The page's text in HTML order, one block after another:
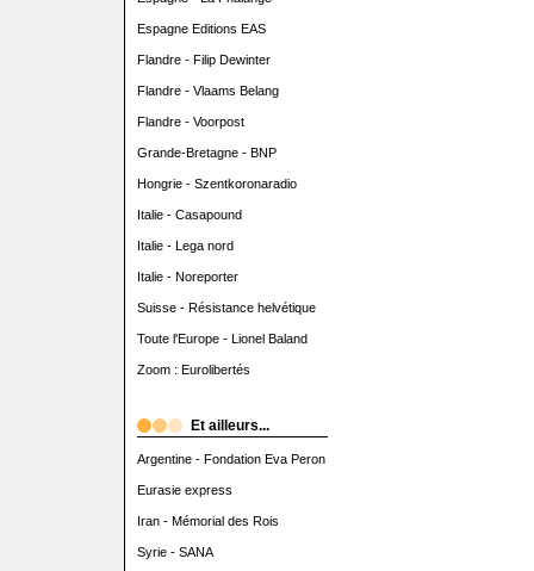
Espagne Editions EAS
Flandre - Filip Dewinter
Flandre - Vlaams Belang
Flandre - Voorpost
Grande-Bretagne - BNP
Hongrie - Szentkoronaradio
Italie - Casapound
Italie - Lega nord
Italie - Noreporter
Suisse - Résistance helvétique
Toute l'Europe - Lionel Baland
Zoom : Eurolibertés
Et ailleurs...
Argentine - Fondation Eva Peron
Eurasie express
Iran - Mémorial des Rois
Syrie - SANA